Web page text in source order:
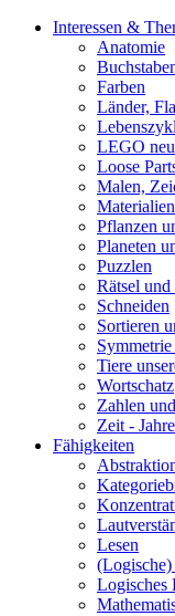
Interessen &
Anatomie
Farben
Länder,
LEGO
Loose
Malen,
Pflanzen
Planeten
Puzzlen
Rätsel
Schneiden
Sortieren
Tiere
Wortschatz
Zahlen
Zeit -
Fähigkeiten
Lesen
Logisches